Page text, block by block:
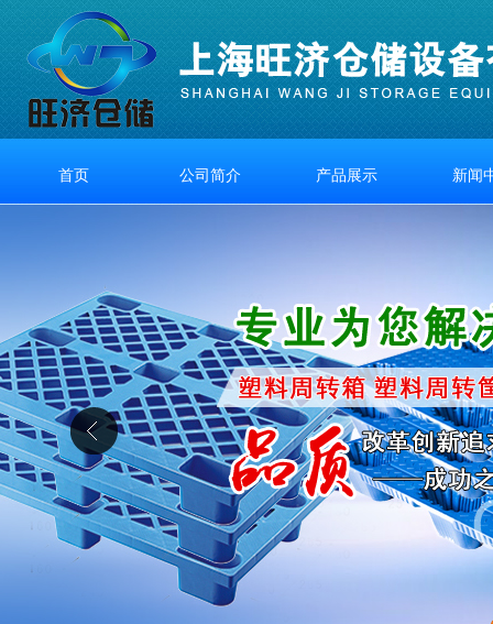
首页 公司简介 产品展示 新闻